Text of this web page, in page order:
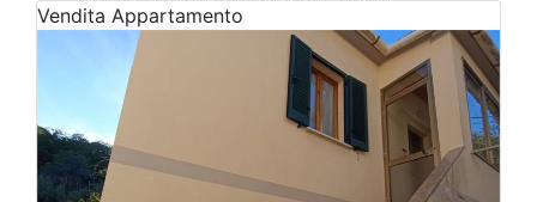
Qualsiasi
Attività/Licenza Commerciale
Azienda Agricola
Bar/Ristorante
Bed & Breakfast
Albergo
Laboratorio Artigianale
Negozio/locale commerciale
Vendita Appartamento